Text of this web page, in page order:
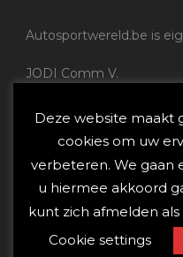
Autosportwereld.be is
JODI Comm V.
Nijverheidsstraat 70
2160 Wommelgem
Autosportwereld.be:
Redactie:
Verantwoordelijke
Deze website maakt
cookies om uw
verbeteren. We gaan
u hiermee akkoord
kunt zich afmelden als
Cookie settings